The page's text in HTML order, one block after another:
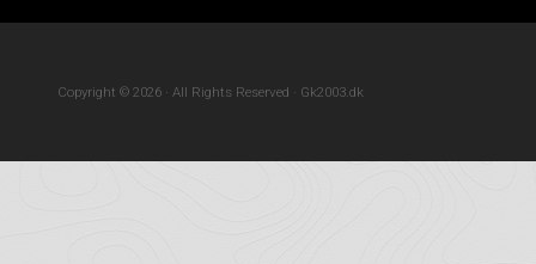
Copyright © 2026 · All Rights Reserved · Gk2003.dk